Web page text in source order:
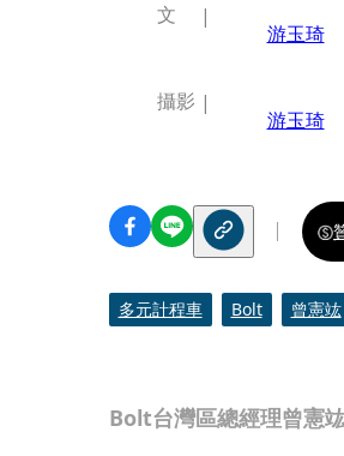
Bolt台灣區總經理曾憲
文
游玉琦
攝影
游玉琦
多元計程車 Bolt 曾憲竑